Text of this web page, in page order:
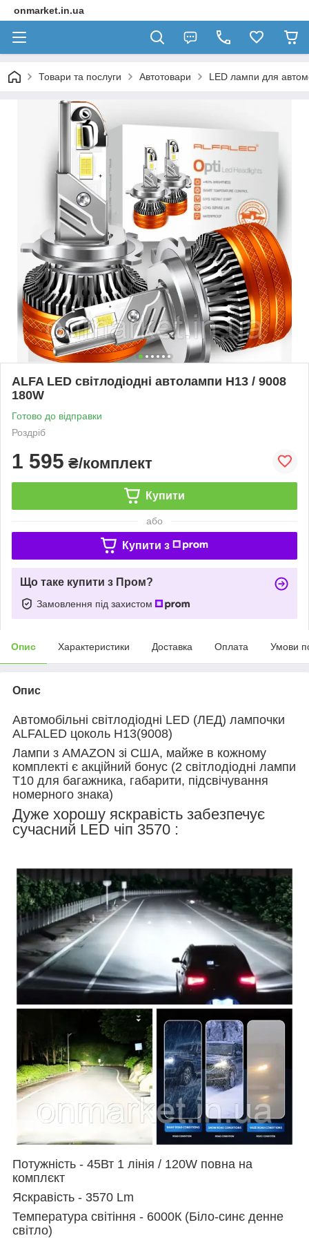
onmarket.in.ua
Товари та послуги Автотовари LED лампи для
ALFA LED світлодіодні автолампи H13 / 9008
180W
Готово до відправки
Роздріб
1 595 ₴/комплект
Купити
або
Купити з
Що таке купити з Пром?
Замовлення під захистом
Опис Характеристики Доставка Оплата Умови
Опис
Автомобільні світлодіодні LED (ЛЕД) лампочки
ALFALED цоколь H13(9008)
Лампи з AMAZON зі США, майже в кожному
комплекті є акційний бонус (2 світлодіодні лампи
T10 для багажника, габарити, підсвічування
номерного знака)
Дуже хорошу яскравість забезпечує
сучасний LED чіп 3570 :
Потужність - 45Вт 1 лінія / 120W повна на
комплєкт
Яскравість - 3570 Lm
Температура світіння - 6000К (Біло-синє денне
світло)